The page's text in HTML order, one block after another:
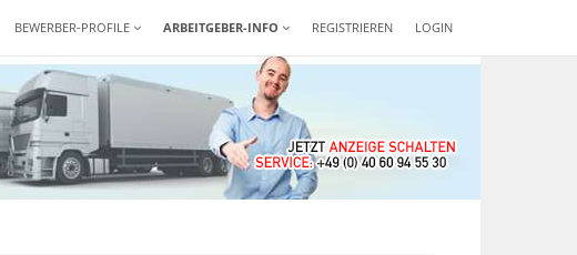
REGISTRIEREN LOGIN
BEWERBER-PROFILE ARBEITGEBER-INFO